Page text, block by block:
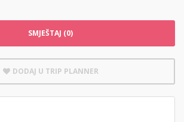
SMJEŠTAJ (0)
DODAJ U TRIP PLANNER